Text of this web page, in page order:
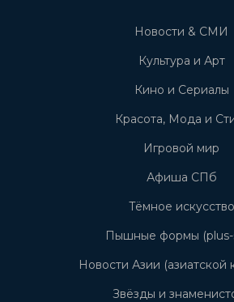
Новости & СМИ
Культура и Арт
Кино и Сериалы
Красота, Мода и
Игровой мир
Афиша СПб
Тёмное искусство
Пышные формы (plus-
Новости Азии (азиатской
Звёзды и